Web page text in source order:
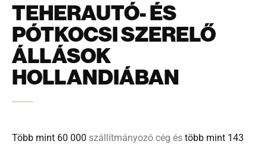
TEHERAUTÓ- ÉS
PÓTKOCSI SZERELŐ
ÁLLÁSOK
HOLLANDIÁBAN
Több mint 60 000 szállítmányozó cég és több mint 143